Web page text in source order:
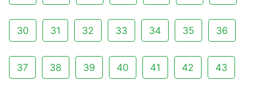
30 31 32 33 34 35 36
37 38 39 40 41 42 43